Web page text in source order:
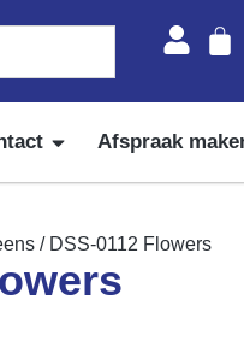
Afspraak
/ DSS-0112 Flowers